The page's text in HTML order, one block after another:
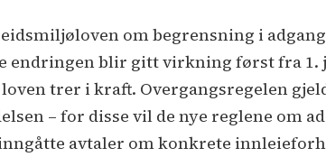
om begrensning i
endringen blir gitt virkning først fra 1.
trer i kraft. Overgangsregelen
– for disse vil de nye reglene om
avtaler om konkrete